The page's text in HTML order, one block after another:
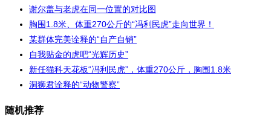
谢尔盖与老虎在同一位置的对比图
胸围1.8米、体重270公斤的“冯利民虎”走向世界！
某群体完美诠释的“自产自销”
自我贴金的虎吧“光辉历史”
新任猫科天花板“冯利民虎”，体重270公斤，胸围1.8米
洞狮君诠释的“动物警察”
随机推荐